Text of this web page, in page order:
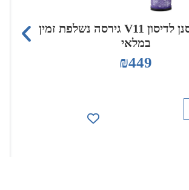
סוללה ומסנן לדיסון V11 גירסה נשלפת זמין
במלאי
₪449